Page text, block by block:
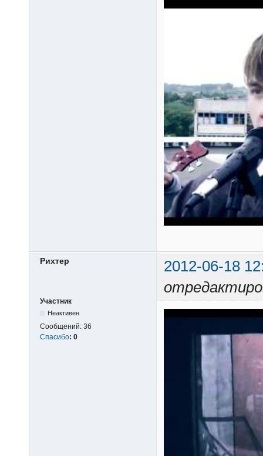
Рихтер
2012-06-18
Участник
Неактивен
Сообщений: 36
Спасибо: 0